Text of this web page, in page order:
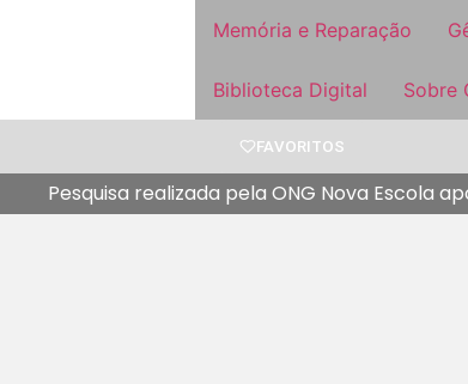
Memória e Reparação
Biblioteca Digital Sobre
FAVORITOS
Pesquisa realizada pela ONG Nova Escola